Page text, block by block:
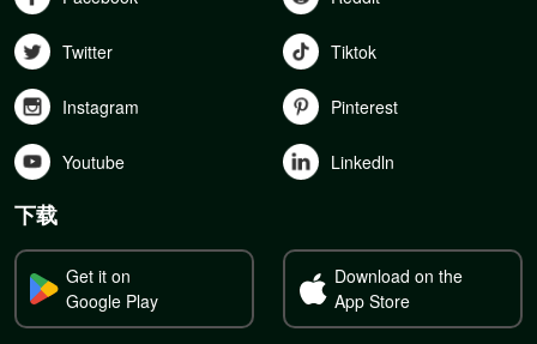
Twitter Tiktok
Instagram Pinterest
Youtube Linkedln
下载
Get it on
Google Play
Download on the
App Store